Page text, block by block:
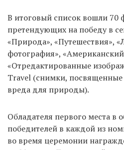
EN
UA
В итоговый список вошли 70
претендующих на победу в
«Природа», «Путешествия»,
фотография»,
«Отредактированные
Travel (снимки, посвященные
вреда для природы).
Обладателя первого места в
победителей в каждой из
во время церемонии